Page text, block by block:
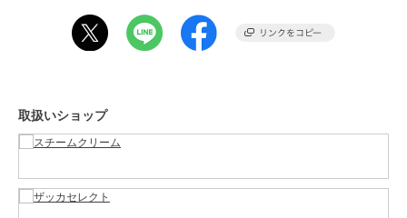
保湿
原産国
取扱いショップ